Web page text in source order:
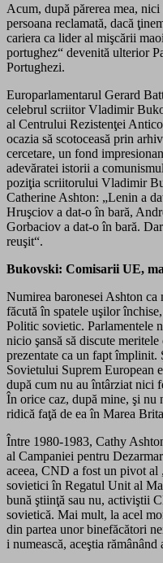
Acum, după părerea mea,
persoana reclamată, dacă
cariera ca lider al mişcării
portughez“ devenită ulterior
Portughezi.
Europarlamentarul Gerard
celebrul scriitor Vladimir
al Centrului Rezistenţei
ocazia să scotoceasă prin
cercetare, un fond
adevăratei istorii a
poziţia scriitorului Vladimir
Catherine Ashton: „Lenin a
Hruşciov a dat-o în bară,
Gorbaciov a dat-o în bară.
reuşit“.
Bukovski: Comisarii UE,
Numirea baronesei Ashton
făcută în spatele uşilor
Politic sovietic. Parlamentele
nicio şansă să discute
prezentate ca un fapt împlinit.
Sovietului Suprem European
după cum nu au întârziat nici
În orice caz, după mine, şi nu
ridică faţă de ea în Marea
Între 1980-1983, Cathy
al Campaniei pentru
aceea, CND a fost un pivot al
sovietici în Regatul Unit al
bună ştiinţă sau nu, activiştii
sovietică. Mai mult, la acel
din partea unor binefăcători
i numească, aceştia